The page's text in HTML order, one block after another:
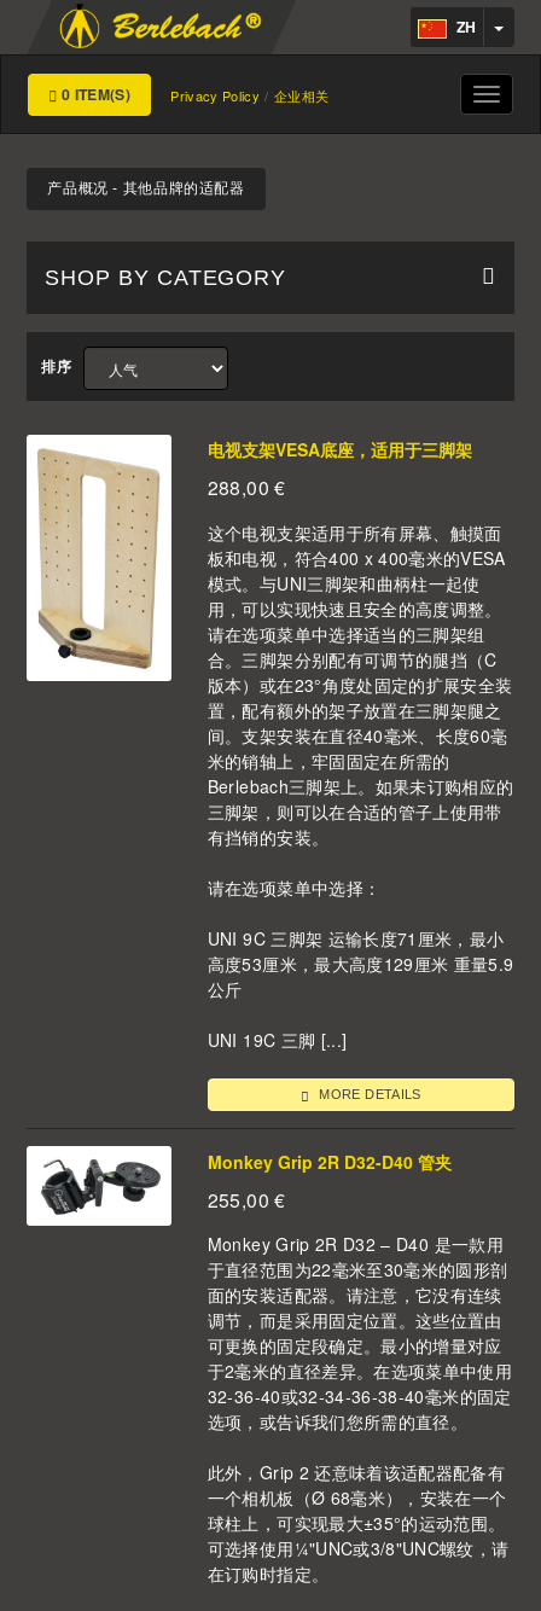
ZH
0 ITEM(S) Privacy Policy 企业相关
Toggle
产品概况 - 其他品牌的适配器
SHOP BY CATEGORY
排序
电视支架VESA底座，适用于三脚架
288,00 €
这个电视支架适用于所有屏幕、触摸面
板和电视，符合400 x 400毫米的VESA
模式。与UNI三脚架和曲柄柱一起使
用，可以实现快速且安全的高度调整。
请在选项菜单中选择适当的三脚架组
合。三脚架分别配有可调节的腿挡（C
版本）或在23°角度处固定的扩展安全装
置，配有额外的架子放置在三脚架腿之
间。支架安装在直径40毫米、长度60毫
米的销轴上，牢固固定在所需的
Berlebach三脚架上。如果未订购相应的
三脚架，则可以在合适的管子上使用带
有挡销的安装。
请在选项菜单中选择：
UNI 9C 三脚架 运输长度71厘米，最小
高度53厘米，最大高度129厘米 重量5.9
公斤
UNI 19C 三脚 [...]
MORE DETAILS
Monkey Grip 2R D32-D40 管夹
255,00 €
Monkey Grip 2R D32 – D40 是一款用
于直径范围为22毫米至30毫米的圆形剖
面的安装适配器。请注意，它没有连续
调节，而是采用固定位置。这些位置由
可更换的固定段确定。最小的增量对应
于2毫米的直径差异。在选项菜单中使用
32-36-40或32-34-36-38-40毫米的固定
选项，或告诉我们您所需的直径。
此外，Grip 2 还意味着该适配器配备有
一个相机板（Ø 68毫米），安装在一个
球柱上，可实现最大±35°的运动范围。
可选择使用¼"UNC或3/8"UNC螺纹，请
在订购时指定。